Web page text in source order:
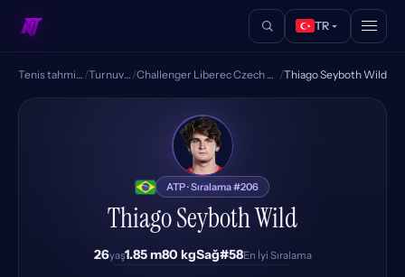
TR
Tenis tahminleri / Turnuvalar / Challenger Liberec Czech Republic /Thiago Seyboth Wild
TW
ATP · Sıralama #206
Thiago Seyboth Wild
26yaş1.85 m80 kgSağ#58En İyi Sıralama